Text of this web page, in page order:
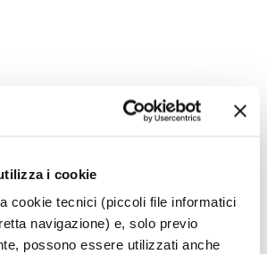
i cookie
cookie tecnici (piccoli file informatici
navigazione) e, solo previo
possono essere utilizzati anche